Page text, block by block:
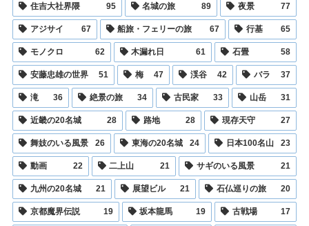
住吉大社界隈 95 名城の旅 89 夜景 77
アジサイ 67 船旅・フェリーの旅 67 行基 65
モノクロ 62 木漏れ日 61 石畳 58
安藤忠雄の世界 51 梅 47 渓谷 42 バラ 37
滝 36 絶景の旅 34 古民家 33 山岳 31
近畿の20名城 28 路地 28 現存天守 27
舞妓のいる風景 26 東海の20名城 24 日本100名山 23
動画 22 二上山 21 サギのいる風景 21
九州の20名城 21 展望ビル 21 石仏巡りの旅 20
京都魔界伝説 19 坂本龍馬 19 古戦場 17